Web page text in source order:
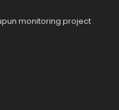
monitoring project